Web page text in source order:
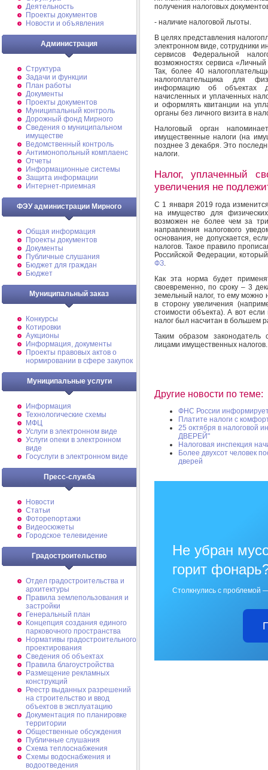
Деятельность
Проекты документов
Новости и объявления
Администрация
Структура
Задачи и функции
План работы
Документы
Проекты документов
Муниципальный контроль
Дорожный фонд Мирного
Cведения о муниципальном
имуществе
Ведомственный контроль
Антимонопольный комплаенс
Отчеты
Информационные системы
Защита информации
Интернет-приемная
ФЭУ администрации Мирного
Общая информация
Проекты документов
Документы
Публичные слушания
Бюджет для граждан
Бюджет
Муниципальный заказ
Конкурсы
Котировки
Аукционы
Информация, документы
Проекты правовых актов о
нормировании в сфере закупок
Муниципальные услуги
Информация
Технологические схемы
МФЦ
Услуги в электронном виде
Услуги опеки в электронном
виде
Госуслуги в электронном виде
Пресс-служба
Новости
Статьи
Фоторепортажи
Видеосюжеты
Городское телевидение
Градостроительство
Отдел градостроительства и
архитектуры
Правила землепользования и
застройки
Генеральный план
Концепция создания единого
парковочного пространства
Нормативы градостроительного
проектирования
Сведения об объектах
Правила благоустройства
Размещение рекламных
конструкций
Реестр выданных разрешений
на строительство и ввод
объектов в эксплуатацию
Документация по планировке
территории
Общественные обсуждения
Публичные слушания
Схема теплоснабжения
Схемы водоснабжения и
водоотведения
получения налоговых
- наличие налоговой льготы.
В целях представления
электронном виде, сотрудники
сервисов Федеральной
возможностях сервиса
Так, более 40
налогоплательщика для
информацию об объектах
начисленных и уплаченных
и оформлять квитанции на
органы без личного визита в
Налоговый орган
имущественные налоги (на
позднее 3 декабря. Это
налоги.
Налог, уплаченный
увеличения не
С 1 января 2019 года
на имущество для
возможен не более чем за
направления налогового
основания, не допускается,
налогов. Такое правило
Российской Федерации,
ФЗ.
Как эта норма будет
своевременно, по сроку – 3
земельный налог, то ему можно
в сторону увеличения
стоимости объекта). А вот
налог был насчитан в большем
Таким образом законодатель
лицами имущественных налогов.
Другие новости по теме:
ФНС России
Платите налоги с
25 октября в налоговой
ДВЕРЕЙ"
Налоговая инспекция
Более двухсот человек
дверей
Не убран
горит
Столкнулись с проблемой